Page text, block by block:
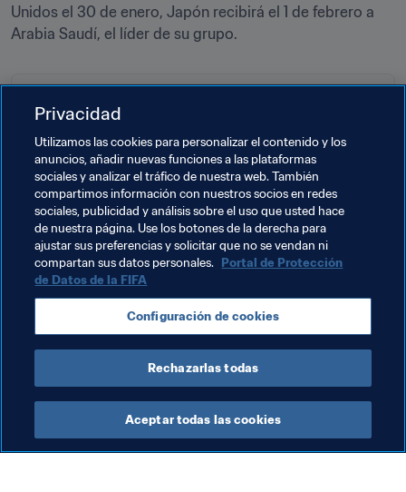
Unidos el 30 de enero, Japón recibirá el 1 de febrero a
Arabia Saudí, el líder de su grupo.
Match Center
Temas relacionados
Copa Mundial de la FIFA Catar 2022™ AFC
CONMEBOL Concacaf
Privacidad
Utilizamos las cookies para personalizar el contenido y los
anuncios, añadir nuevas funciones a las plataformas
sociales y analizar el tráfico de nuestra web. También
compartimos información con nuestros socios en redes
sociales, publicidad y análisis sobre el uso que usted hace
de nuestra página. Use los botones de la derecha para
ajustar sus preferencias y solicitar que no se vendan ni
compartan sus datos personales. Portal de Protección
de Datos de la FIFA
Configuración de cookies
Rechazarlas todas
Aceptar todas las cookies